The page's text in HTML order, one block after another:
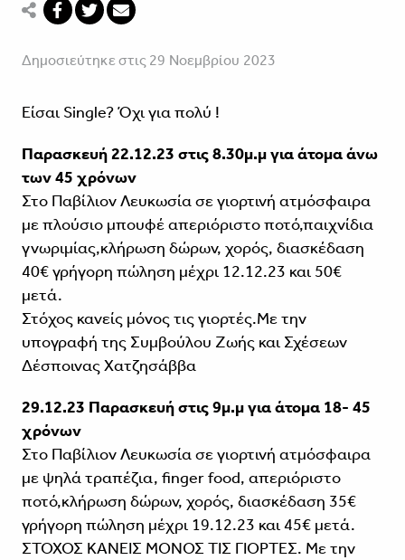
Δημοσιεύτηκε στις 29 Νοεμβρίου 2023
Είσαι Single? Όχι για πολύ !
Παρασκευή 22.12.23 στις 8.30μ.μ για άτομα άνω
των 45 χρόνων
Στο Παβίλιον Λευκωσία σε γιορτινή ατμόσφαιρα
με πλούσιο μπουφέ απεριόριστο ποτό,παιχνίδια
γνωριμίας,κλήρωση δώρων, χορός, διασκέδαση
40€ γρήγορη πώληση μέχρι 12.12.23 και 50€
μετά.
Στόχος κανείς μόνος τις γιορτές.Με την
υπογραφή της Συμβούλου Ζωής και Σχέσεων
Δέσποινας Χατζησάββα
29.12.23 Παρασκευή στις 9μ.μ για άτομα 18- 45
χρόνων
Στο Παβίλιον Λευκωσία σε γιορτινή ατμόσφαιρα
με ψηλά τραπέζια, finger food, απεριόριστο
ποτό,κλήρωση δώρων, χορός, διασκέδαση 35€
γρήγορη πώληση μέχρι 19.12.23 και 45€ μετά.
ΣΤΟΧΟΣ ΚΑΝΕΙΣ ΜΟΝΟΣ ΤΙΣ ΓΙΟΡΤΕΣ. Με την